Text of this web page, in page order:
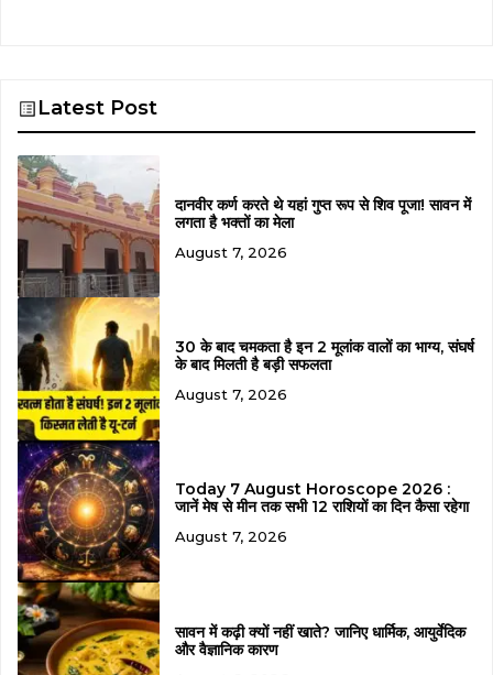
Latest Post
दानवीर कर्ण करते थे यहां गुप्त रूप से शिव पूजा! सावन में
लगता है भक्तों का मेला
August 7, 2026
30 के बाद चमकता है इन 2 मूलांक वालों का भाग्य, संघर्ष
के बाद मिलती है बड़ी सफलता
August 7, 2026
Today 7 August Horoscope 2026 :
जानें मेष से मीन तक सभी 12 राशियों का दिन कैसा रहेगा
August 7, 2026
सावन में कढ़ी क्यों नहीं खाते? जानिए धार्मिक, आयुर्वेदिक
और वैज्ञानिक कारण